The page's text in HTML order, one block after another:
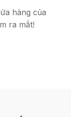
hàng của
ra mắt!